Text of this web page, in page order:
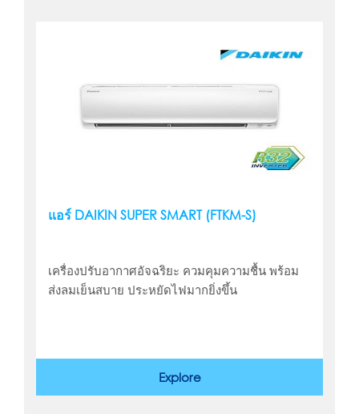
แอร์ DAIKIN SUPER SMART (FTKM-S)
เครื่องปรับอากาศอัจฉริยะ ควมคุมความชื้น พร้อม
ส่งลมเย็นสบาย ประหยัดไฟมากยิ่งขึ้น
Explore